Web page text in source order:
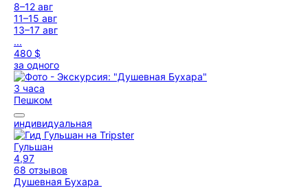
8–12 авг
11–15 авг
13–17 авг
...
480 $
за одного
3 часа
Пешком
индивидуальная
Гульшан
4,97
68 отзывов
Душевная Бухара